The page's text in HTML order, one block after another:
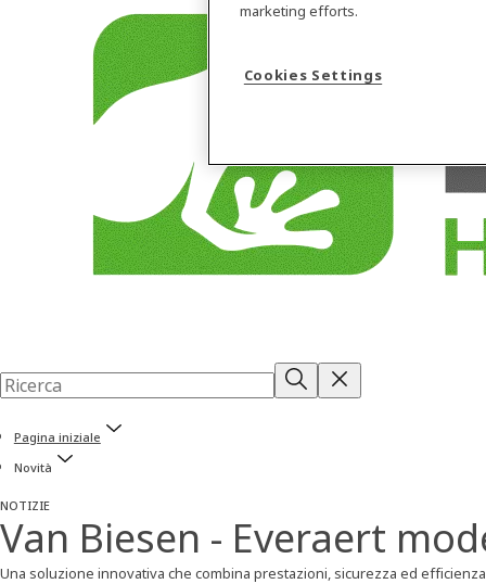
Pagina iniziale
Novità
NOTIZIE
Van Biesen - Everaert
Una soluzione innovativa che combina prestazioni, sicurezza ed
marketing efforts.
Cookies Settings